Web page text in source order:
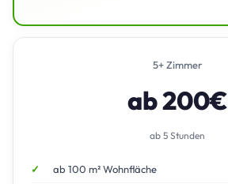
5+ Zimmer
ab 200€
ab 5 Stunden
ab 100 m² Wohnfläche